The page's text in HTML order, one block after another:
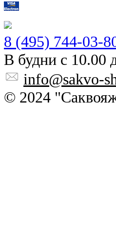
8 (495) 744-03-
В будни с 10.00
info@sakvo-
© 2024